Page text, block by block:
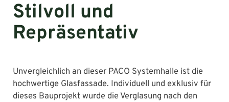
Stilvoll und
Repräsentativ
Unvergleichlich an dieser PACO Systemhalle ist die
hochwertige Glasfassade. Individuell und exklusiv für
dieses Bauprojekt wurde die Verglasung nach den